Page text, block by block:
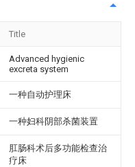
Title
Advanced hygienic
excreta system
一种自动护理床
一种妇科阴部杀菌装置
肛肠科术后多功能检查治
疗床